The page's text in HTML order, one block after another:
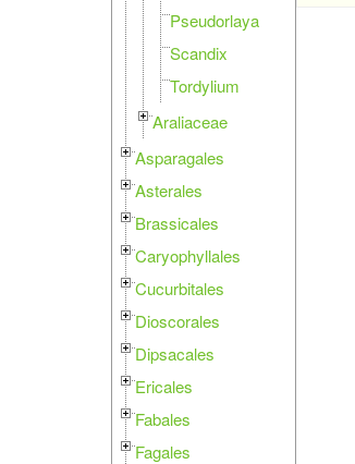
Pseudorlaya
Scandix
Tordylium
Araliaceae
Asparagales
Asterales
Brassicales
Caryophyllales
Cucurbitales
Dioscorales
Dipsacales
Ericales
Fabales
Fagales